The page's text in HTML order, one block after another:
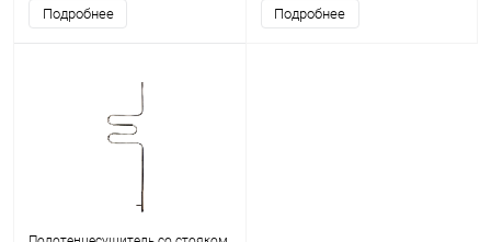
Подробнее Подробнее